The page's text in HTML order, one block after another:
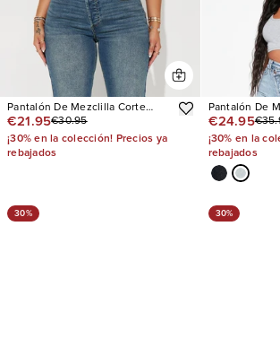
Pantalón De Mezclilla Corte
Recto In Sync Stretch Crossover
€21.95€30.95
¡30% en la colección! Precios ya
rebajados
Pantalón De
Recto
€24.95
¡30% en la
rebajados
30% 30%